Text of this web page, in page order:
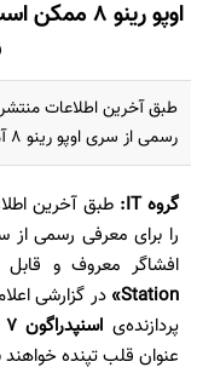
طبق آخرین اطلاعات
رسمی از سری اوپو رینو ۸ آماده می‌کند.
گروه IT: طبق آخرین
را برای معرفی رسمی از
افشاگر معروف و قابل
Station» در گزارشی
پردازنده‌‌ی اسنپدراگون ۷ نسل ۱
عنوان قلب تپنده خواهند